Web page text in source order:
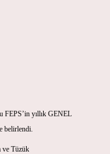
FEPS’in yıllık GENEL
belirlendi.
ve Tüzük